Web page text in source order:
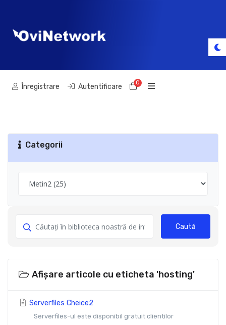
Înregistrare Autentificare 0Coș de cumpărături
Categorii
Caută
Afișare articole cu eticheta 'hosting'
Serverfiles Cheice2
Serverfiles-ul este disponibil gratuit clientilor